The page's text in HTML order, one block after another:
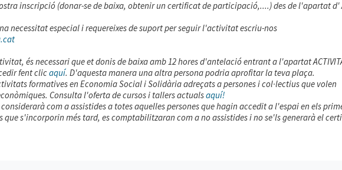
inscripció (donar-se de baixa, obtenir un certificat de participació,....) des de l'apartat
necessitat especial i requereixes de suport per seguir l'activitat escriu-nos
és necessari que et donis de baixa amb 12 hores d'antelació entrant a l'apartat
fent clicaquí. D'aquesta manera una altra persona podria aprofitar la teva plaça.
formatives en Economia Social i Solidària adreçats a persones i col·lectius que volen
Consulta l'oferta de cursos i tallers actualsaquí!
com a assistides a totes aquelles persones que hagin accedit a l'espai en els
que s'incorporin més tard, es comptabilitzaran com a no assistides i no se'ls generarà el